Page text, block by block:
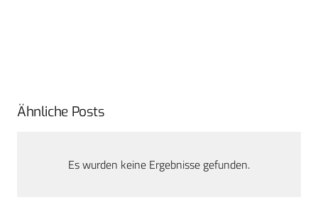
Ähnliche Posts
Es wurden keine Ergebnisse gefunden.